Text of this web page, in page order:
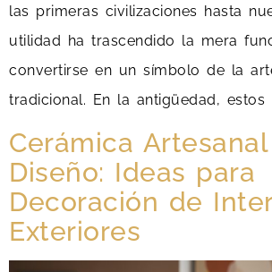
las primeras civilizaciones hasta
utilidad ha trascendido la mera
convertirse en un símbolo de la
tradicional. En la antigüedad, estos
Cerámica
Diseño: Ideas para
Decoración de
Exteriores